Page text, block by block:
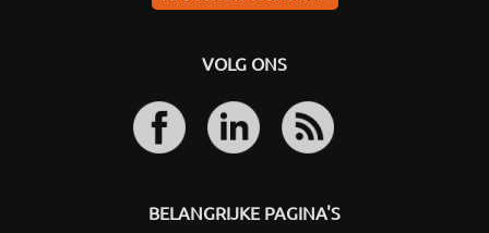
VOLG ONS
BELANGRIJKE PAGINA'S